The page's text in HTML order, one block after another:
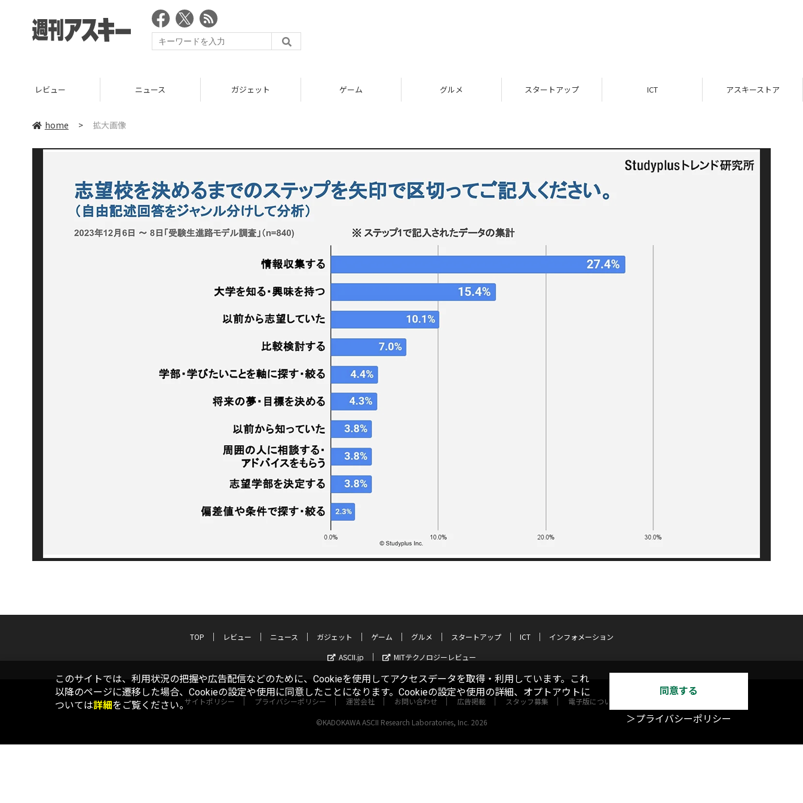
レビュー ニュース ガジェット ゲーム グルメ スタートアップ ICT アスキーストア
home > 拡大画像
TOP レビュー ニュース ガジェット ゲーム グルメ スタートアップ ICT
インフォメーション
ASCII.jp
MITテクノロジーレビュー
サイトポリシー プライバシーポリシー 運営会社 お問い合わせ 広告掲載 スタッフ募集 電子版について
©KADOKAWA ASCII Research Laboratories, Inc. 2026
このサイトでは、利用状況の把握や広告配信などのために、Cookieを使用してアクセスデータを取得・利用しています。これ
以降のページに遷移した場合、Cookieの設定や使用に同意したことになります。Cookieの設定や使用の詳細、オプトアウトに
ついては詳細をご覧ください。
同意する
＞プライバシーポリシー